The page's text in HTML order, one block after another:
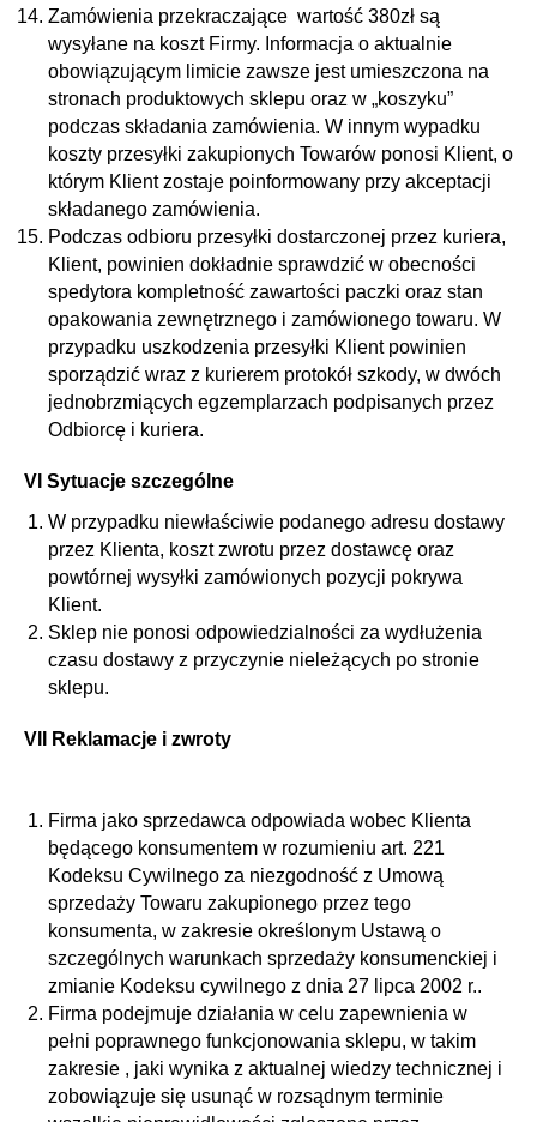
Zamówienia przekraczające wartość 380zł są
wysyłane na koszt Firmy. Informacja o aktualnie
obowiązującym limicie zawsze jest umieszczona na
stronach produktowych sklepu oraz w „koszyku”
podczas składania zamówienia. W innym wypadku
koszty przesyłki zakupionych Towarów ponosi Klient, o
którym Klient zostaje poinformowany przy akceptacji
składanego zamówienia.
Podczas odbioru przesyłki dostarczonej przez kuriera,
Klient, powinien dokładnie sprawdzić w obecności
spedytora kompletność zawartości paczki oraz stan
opakowania zewnętrznego i zamówionego towaru. W
przypadku uszkodzenia przesyłki Klient powinien
sporządzić wraz z kurierem protokół szkody, w dwóch
jednobrzmiących egzemplarzach podpisanych przez
Odbiorcę i kuriera.
VI Sytuacje szczególne
W przypadku niewłaściwie podanego adresu dostawy
przez Klienta, koszt zwrotu przez dostawcę oraz
powtórnej wysyłki zamówionych pozycji pokrywa
Klient.
Sklep nie ponosi odpowiedzialności za wydłużenia
czasu dostawy z przyczynie nieleżących po stronie
sklepu.
VII Reklamacje i zwroty
Firma jako sprzedawca odpowiada wobec Klienta
będącego konsumentem w rozumieniu art. 221
Kodeksu Cywilnego za niezgodność z Umową
sprzedaży Towaru zakupionego przez tego
konsumenta, w zakresie określonym Ustawą o
szczególnych warunkach sprzedaży konsumenckiej i
zmianie Kodeksu cywilnego z dnia 27 lipca 2002 r..
Firma podejmuje działania w celu zapewnienia w
pełni poprawnego funkcjonowania sklepu, w takim
zakresie , jaki wynika z aktualnej wiedzy technicznej i
zobowiązuje się usunąć w rozsądnym terminie